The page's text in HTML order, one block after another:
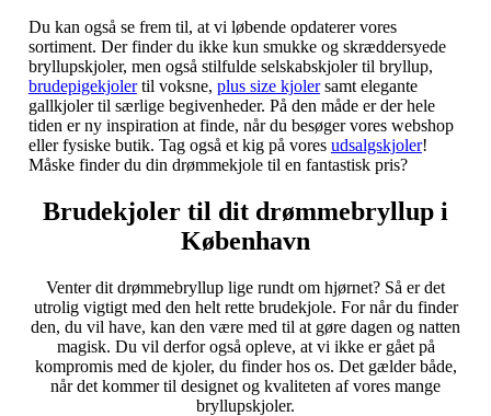
Du kan også se frem til, at vi løbende opdaterer vores
sortiment. Der finder du ikke kun smukke og skræddersyede
bryllupskjoler, men også stilfulde selskabskjoler til bryllup,
brudepigekjolertil voksne, plus size kjolersamt elegante
gallkjoler til særlige begivenheder. På den måde er der hele
tiden er ny inspiration at finde, når du besøger vores webshop
eller fysiske butik. Tag også et kig på vores udsalgskjoler!
Måske finder du din drømmekjole til en fantastisk pris?
Brudekjoler til dit drømmebryllup i
København
Venter dit drømmebryllup lige rundt om hjørnet? Så er det
utrolig vigtigt med den helt rette brudekjole. For når du finder
den, du vil have, kan den være med til at gøre dagen og natten
magisk. Du vil derfor også opleve, at vi ikke er gået på
kompromis med de kjoler, du finder hos os. Det gælder både,
når det kommer til designet og kvaliteten af vores mange
bryllupskjoler.